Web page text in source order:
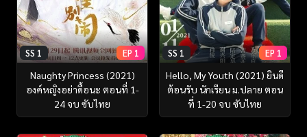
SS 1 EP 1
Naughty Princess (2021)
องค์หญิงอย่าดื้อนะ ตอนที่ 1-
24 จบ ซับไทย
SS 1 EP 1
Hello, My Youth (2021) ยินดี
ต้อนรับ นักเรียน ม.ปลาย ตอน
ที่ 1-20 จบ ซับไทย